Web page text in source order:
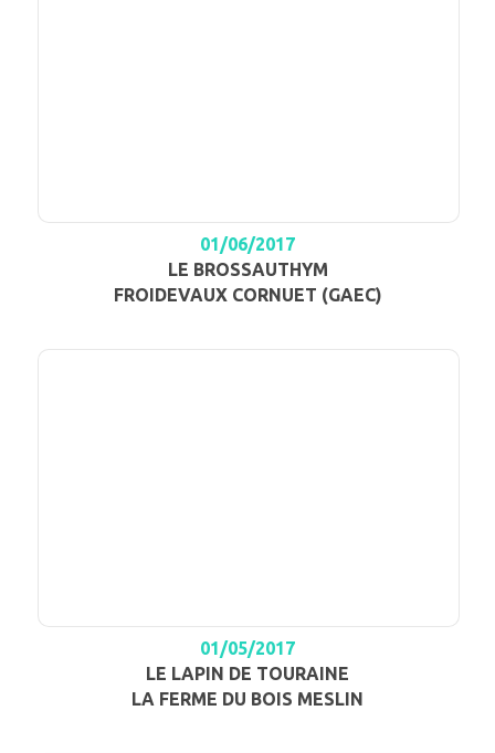
01/06/2017
LE BROSSAUTHYM
FROIDEVAUX CORNUET (GAEC)
01/05/2017
LE LAPIN DE TOURAINE
LA FERME DU BOIS MESLIN